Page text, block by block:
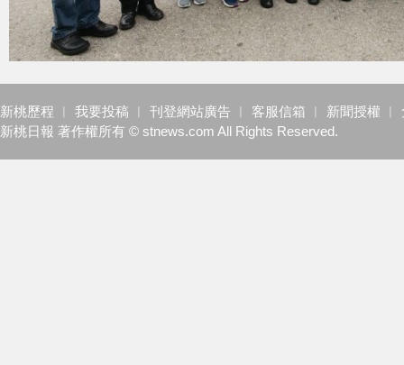
新桃歷程 ︱ 我要投稿 ︱ 刊登網站廣告 ︱ 客服信箱 ︱ 新聞授權 ︱
新桃日報 著作權所有 © stnews.com All Rights Reserved.